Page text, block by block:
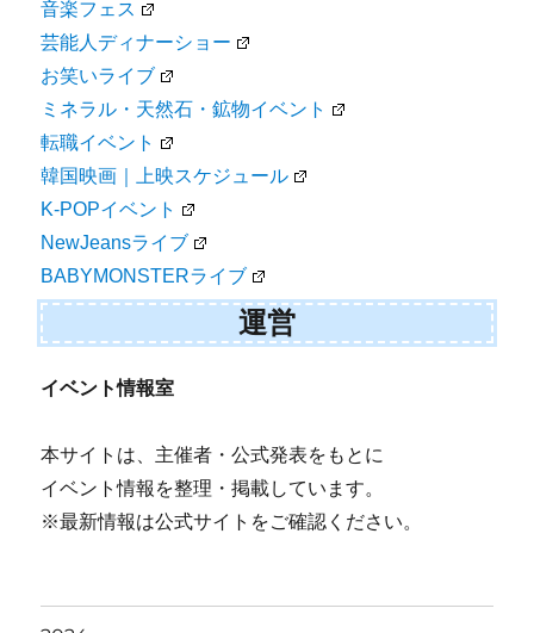
音楽フェス
芸能人ディナーショー
お笑いライブ
ミネラル・天然石・鉱物イベント
転職イベント
韓国映画｜上映スケジュール
K-POPイベント
NewJeansライブ
BABYMONSTERライブ
運営
イベント情報室
本サイトは、主催者・公式発表をもとに
イベント情報を整理・掲載しています。
※最新情報は公式サイトをご確認ください。